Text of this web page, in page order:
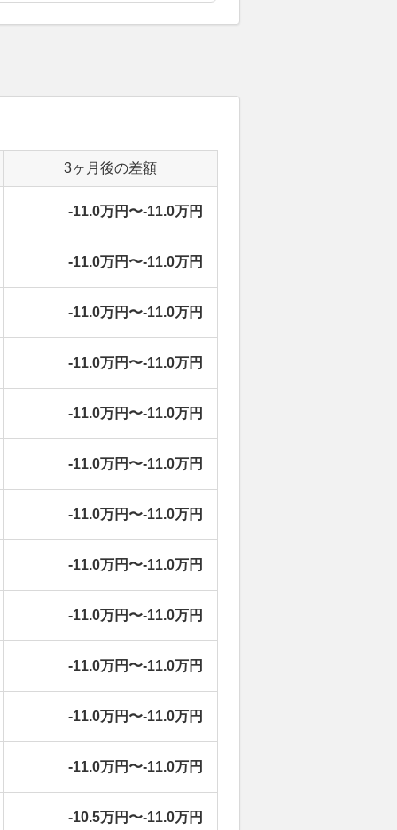
3ヶ月後の差額
-11.0万円〜-11.0万円
-11.0万円〜-11.0万円
-11.0万円〜-11.0万円
-11.0万円〜-11.0万円
-11.0万円〜-11.0万円
-11.0万円〜-11.0万円
-11.0万円〜-11.0万円
-11.0万円〜-11.0万円
-11.0万円〜-11.0万円
-11.0万円〜-11.0万円
-11.0万円〜-11.0万円
-11.0万円〜-11.0万円
-10.5万円〜-11.0万円